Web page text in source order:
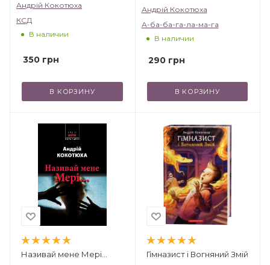
Андрій Кокотюха
КСД
В наличии
350 грн
В КОРЗИНУ
Андрій Кокотюха
А-ба-ба-га-ла-ма-га
В наличии
290грн
В КОРЗИНУ
Називай мене Мері… Гімназист і Вогняний Змій